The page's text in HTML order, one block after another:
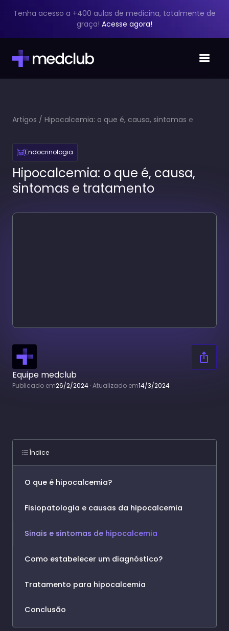
Tenha acesso a +400 aulas de medicina, totalmente de
graça! Acesse agora!
Artigos / Hipocalcemia: o que é, causa, sintomas e
Endocrinologia
Hipocalcemia: o que é, causa,
sintomas e tratamento
Equipe medclub
Publicado em26/2/2024 ·Atualizado em14/3/2024
Índice
O que é hipocalcemia?
Fisiopatologia e causas da hipocalcemia
Sinais e sintomas de hipocalcemia
Como estabelecer um diagnóstico?
Tratamento para hipocalcemia
Conclusão